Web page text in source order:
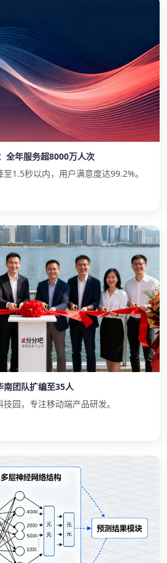
全年服务超8000万人次
1.5秒以内，用户满意度达99.2%。
南团队扩编至35人
园，专注移动端产品研发。